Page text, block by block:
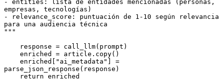
- entities: lista de entidades mencionadas (personas,
empresas, tecnologías)
- relevance_score: puntuación de 1-10 según relevancia
para una audiencia técnica
"""
    response
= call_llm(prompt)
    enriched
= article . copy()
    enriched
"ai_metadata"
=
parse_json_response (response)
    return
enriched